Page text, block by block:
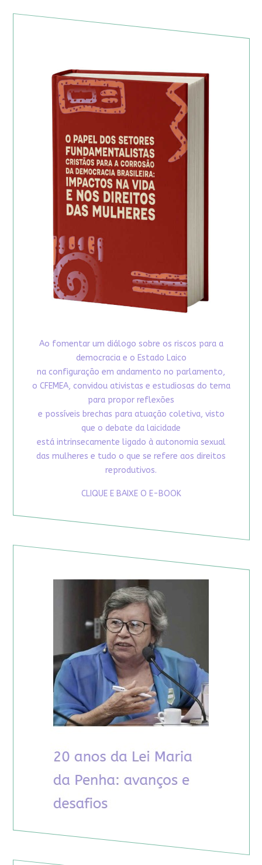
Ao fomentar um diálogo sobre os riscos para a
democracia e o Estado Laico
na configuração em andamento no parlamento,
o CFEMEA, convidou ativistas e estudiosas do tema
para propor reflexões
e possíveis brechas para atuação coletiva, visto
que o debate da laicidade
está intrinsecamente ligado à autonomia sexual
das mulheres e tudo o que se refere aos direitos
reprodutivos.
CLIQUE E BAIXE O E-BOOK